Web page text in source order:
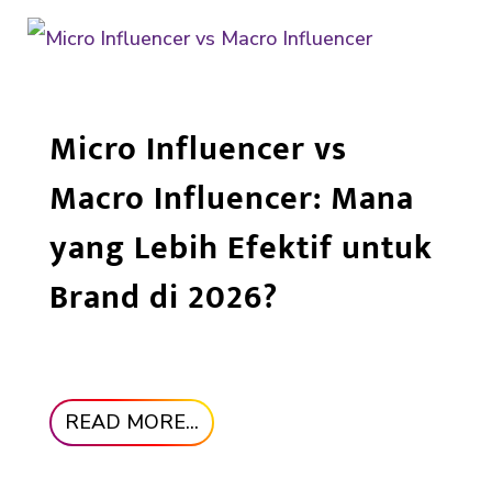
Micro Influencer vs
Macro Influencer: Mana
yang Lebih Efektif untuk
Brand di 2026?
READ MORE...